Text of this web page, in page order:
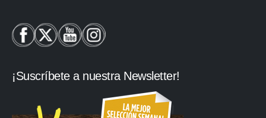
¡Suscríbete a nuestra Newsletter!